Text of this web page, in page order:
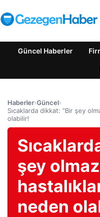
Güncel Haberler
Haberler›Güncel›
Sıcaklarda dikkat: “Bir şey
olabilir!
şey
neden